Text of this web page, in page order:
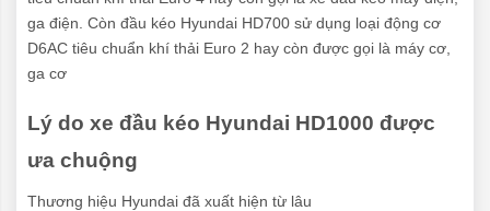
ga điện. Còn đầu kéo Hyundai HD700 sử dụng loại động cơ
D6AC tiêu chuẩn khí thải Euro 2 hay còn được gọi là máy cơ,
ga cơ
Lý do xe đầu kéo Hyundai HD1000 được
ưa chuộng
Thương hiệu Hyundai đã xuất hiện từ lâu